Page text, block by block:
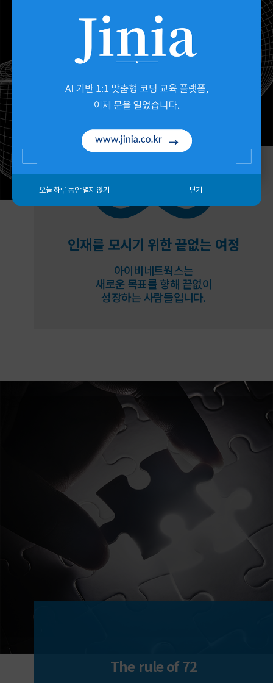
인재를 모시기 위한 끝없는 여정
아이비네트웍스는
새로운 목표를 향해 끝없이
성장하는 사람들입니다.
The rule of 72
오늘 하루 동안 열지 않기 닫기